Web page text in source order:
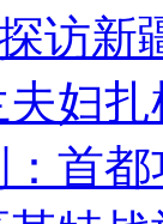
访新
夫妇
首